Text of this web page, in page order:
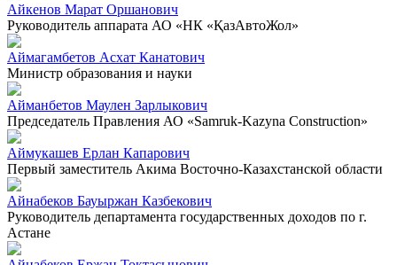
Айкенов Марат Оршанович
Руководитель аппарата АО «НК «ҚазАвтоЖол»
Аймагамбетов Асхат Канатович
Министр образования и науки
Айманбетов Маулен Зарлыкович
Председатель Правления АО «Samruk-Kazyna Construction»
Аймукашев Ерлан Капарович
Первый заместитель Акима Восточно-Казахстанской области
Айнабеков Бауыржан Казбекович
Руководитель департамента государственных доходов по г.
Астане